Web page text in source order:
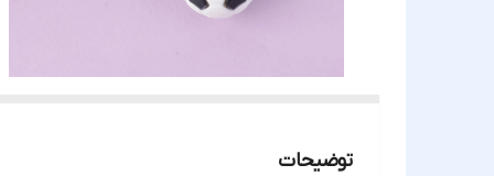
توضیحات